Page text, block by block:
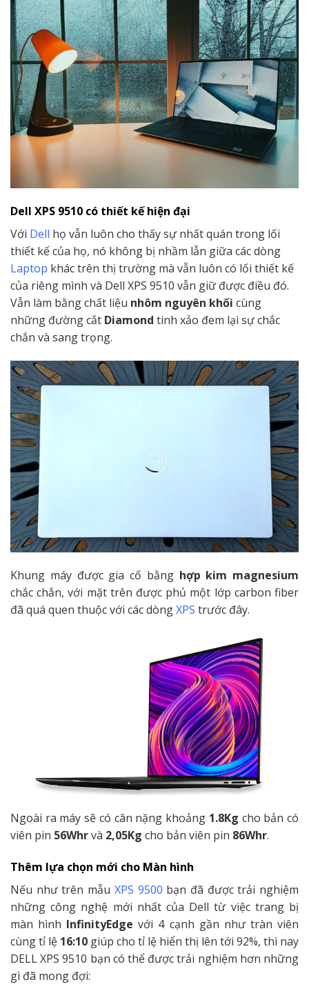
Dell XPS 9510 có thiết kế hiện đại
Với Dell họ vẫn luôn cho thấy sự nhất quán trong lối
thiết kế của họ, nó không bị nhầm lẫn giữa các dòng
Laptop khác trên thị trường mà vẫn luôn có lối thiết kế
của riêng mình và Dell XPS 9510 vẫn giữ được điều đó.
Vẫn làm bằng chất liệu nhôm nguyên khối cùng
những đường cắt Diamond tinh xảo đem lại sự chắc
chắn và sang trọng.
Khung máy được gia cố bằng hợp kim magnesium
chắc chắn, với mặt trên được phủ một lớp carbon fiber
đã quá quen thuộc với các dòngXPS trước đây.
Ngoài ra máy sẽ có cân nặng khoảng 1.8Kg cho bản có
viên pin 56Whrvà 2,05Kg cho bản viên pin 86Whr.
Thêm lựa chọn mới cho Màn hình
Nếu như trên mẫu XPS 9500 bạn đã được trải nghiệm
những công nghệ mới nhất của Dell từ việc trang bị
màn hình InfinityEdgevới 4 cạnh gần như tràn viên
cùngtỉ lệ 16:10 giúp cho tỉ lệ hiển thị lên tới 92%, thì nay
DELL XPS 9510 bạn có thể được trải nghiệm hơn những
gì đã mong đợi: